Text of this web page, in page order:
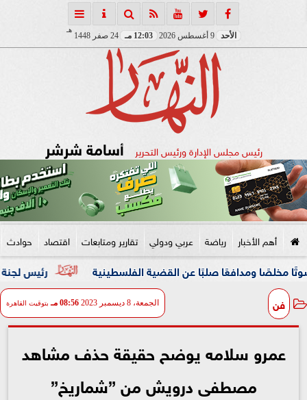
الأحد 12:03 مـ 24 صفر 1448
هـ
رئيس مجلس الإدارة ورئيس التحرير أسامة شرشر
أهم الأخبار رياضة عربي ودولي تقارير ومتابعات اقتصاد حوادث
رئيس لجنة الحكام : صلبًا عن القضية الفلسطينية
فن الجمعة، 8 ديسمبر 2023 08:56 مـ بتوقيت القاهرة
عمرو سلامه يوضح حقيقة حذف مشاهد
مصطفى درويش من ”شماريخ”